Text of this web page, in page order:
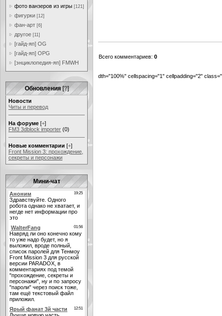
фото ванзеров из игры [121]
фигурки [12]
фан-арт [6]
другое [11]
[гайд-яп] OG
[гайд-яп] OPG
[энциклопедия-яп] FMWH
Обновления [?]
Новости
Читы и перевод
На форуме [+]
FM3 3dblock importer (0)
Новые комментарии [+]
Front Mission 3: прохождение,
секреты и персонажи
Мини-чат
Всего комментариев: 0
dth="100%" cellspacing="1" cellpadding="2"